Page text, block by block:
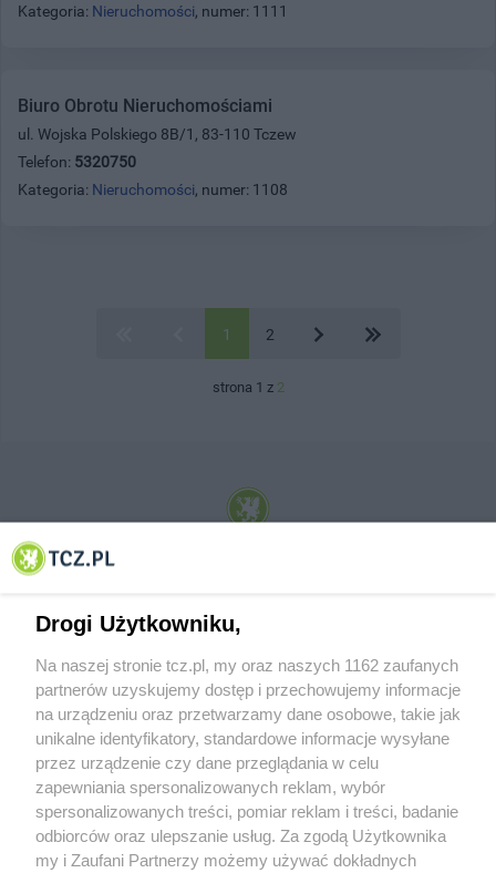
Kategoria: Nieruchomości, numer: 1111
Biuro Obrotu Nieruchomościami
ul. Wojska Polskiego 8B/1, 83-110 Tczew
Telefon: 5320750
Kategoria: Nieruchomości, numer: 1108
1 2
strona 1 z 2
© 2001-2026 Tczew - TCZ.PL Sp. z o.o. Internetowy Serwis Informacyjny Miasta
O FIRMIE POLITYKA PRYWATNOŚCI HOSTING
REKLAMA WSPÓŁPRACA RSS FACEBOOK KONTAKT
Drogi Użytkowniku,
Na naszej stronie tcz.pl, my oraz naszych 1162 zaufanych
partnerów uzyskujemy dostęp i przechowujemy informacje
na urządzeniu oraz przetwarzamy dane osobowe, takie jak
unikalne identyfikatory, standardowe informacje wysyłane
przez urządzenie czy dane przeglądania w celu
zapewniania spersonalizowanych reklam, wybór
spersonalizowanych treści, pomiar reklam i treści, badanie
odbiorców oraz ulepszanie usług. Za zgodą Użytkownika
my i Zaufani Partnerzy możemy używać dokładnych